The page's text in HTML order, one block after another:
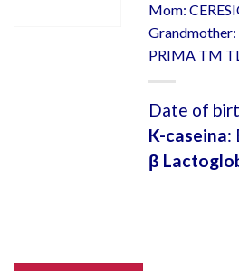
Mom:
PRIMA TM
Date of
K-caseina:
β